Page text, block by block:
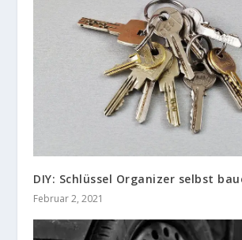
DIY: Schlüssel Organizer selbst
Februar 2, 2021